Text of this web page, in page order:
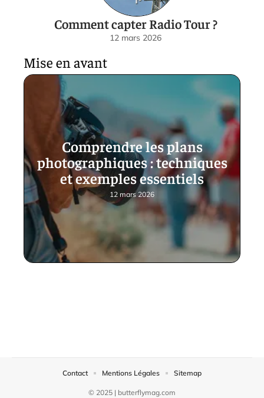
Comment capter Radio Tour ?
12 mars 2026
Mise en avant
Comprendre les plans
photographiques : techniques
et exemples essentiels
12 mars 2026
© 2025 | butterflymag.com
Contact Mentions Légales Sitemap